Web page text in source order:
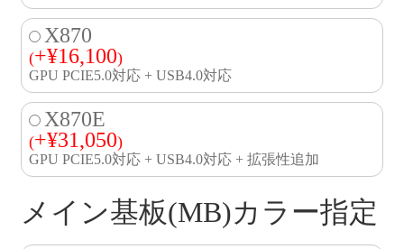
X870
(+¥16,100)
GPU PCIE5.0対応 + USB4.0対応
X870E
(+¥31,050)
GPU PCIE5.0対応 + USB4.0対応 + 拡張性追加
メイン基板(MB)カラー指定